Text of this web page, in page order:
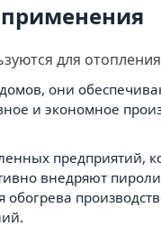
для
они
и экономное
предприятий,
внедряют
обогрева